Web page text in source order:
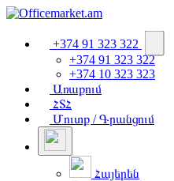
+374 91 323 322
+374 91 323 322
+374 10 323 323
Առաքում
ՀՏՀ
Մուտք / Գրանցում
Հայերեն